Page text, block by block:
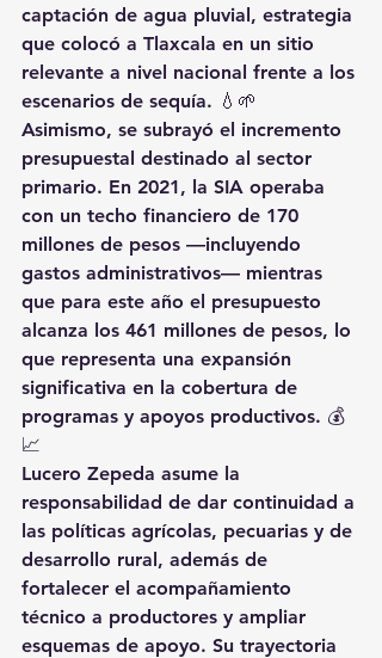
captación de agua pluvial, estrategia
que colocó a Tlaxcala en un sitio
relevante a nivel nacional frente a los
escenarios de sequía. 💧🌱
Asimismo, se subrayó el incremento
presupuestal destinado al sector
primario. En 2021, la SIA operaba
con un techo financiero de 170
millones de pesos —incluyendo
gastos administrativos— mientras
que para este año el presupuesto
alcanza los 461 millones de pesos, lo
que representa una expansión
significativa en la cobertura de
programas y apoyos productivos. 💰
📈
Lucero Zepeda asume la
responsabilidad de dar continuidad a
las políticas agrícolas, pecuarias y de
desarrollo rural, además de
fortalecer el acompañamiento
técnico a productores y ampliar
esquemas de apoyo. Su trayectoria